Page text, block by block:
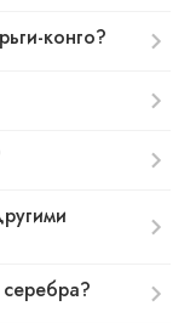
конго?